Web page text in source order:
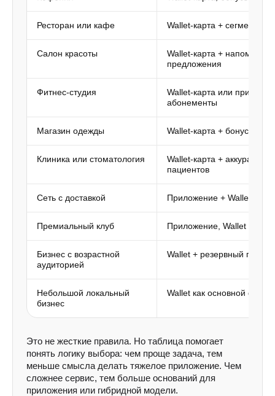
Ресторан или кафе Wallet-карта +
Салон красоты
Wallet-карта +
предложения
Фитнес-студия
Wallet-карта или
абонементы
Магазин одежды Wallet-карта + бонусы и
Клиника или стоматология
Wallet-карта +
пациентов
Сеть с доставкой Приложение + Wallet
Премиальный клуб Приложение, Wallet или
Бизнес с возрастной
аудиторией
Wallet + резервный
Небольшой локальный
бизнес
Wallet как основной
Это не жесткие правила. Но таблица помогает
понять логику выбора: чем проще задача, тем
меньше смысла делать тяжелое приложение. Чем
сложнее сервис, тем больше оснований для
приложения или гибридной модели.